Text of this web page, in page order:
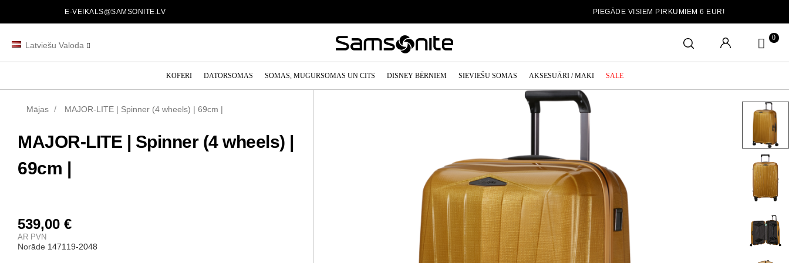
E-VEIKALS@SAMSONITE.LV PIEGĀDE VISIEM PIRKUMIEM 6 EUR!
Latviešu Valoda
0
KOFERI DATORSOMAS SOMAS, MUGURSOMAS UN CITS DISNEY BĒRNIEM SIEVIEŠU SOMAS AKSESUĀRI / MAKI SALE
Mājas MAJOR-LITE | Spinner (4 wheels) | 69cm |
MAJOR-LITE | Spinner (4 wheels) |
69cm |
539,00 €
AR PVN
Norāde 147119-2048